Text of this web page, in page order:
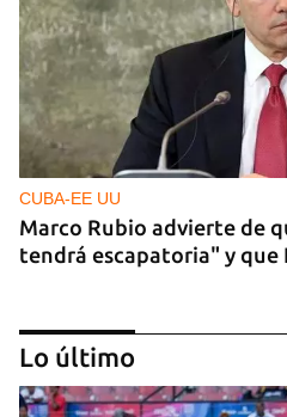
CUBA-EE UU
Marco Rubio advierte de
tendrá escapatoria" y que
Lo último